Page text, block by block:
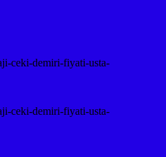
ceki-demiri-fiyati-usta-
ceki-demiri-fiyati-usta-